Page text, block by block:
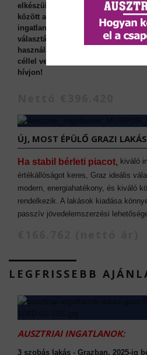
elkészüléssel, Áfa náélkül
között a legjobb ingatlanbefektetés
ingatlan kiváló minőségű új építésű
választás lehet mind befektetési
használatra. Az építkezés 2025-ben
céllel veszik meg, akkor nettó áron
hívjon!
ÚJ, MOST ÉPÜLŐ GRAZI
Ha stabil bérleti piacot, kiváló
értékállóságot keres, Graz ideális
modern, energiahatékony, és kiváló
rendelkezik. A lakások kiadása
passzív jövedelemszerzési
LEGFRISSEBB
AUSZTRIAI INGATLANOK:
3 szobás lakás - Grazban, 2025-ig